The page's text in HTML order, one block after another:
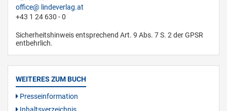
office
lindeverlag.at
+43 1 24 630 - 0
Sicherheitshinweis entsprechend Art. 9 Abs. 7 S. 2 der GPSR
entbehrlich.
WEITERES ZUM BUCH
Presseinformation